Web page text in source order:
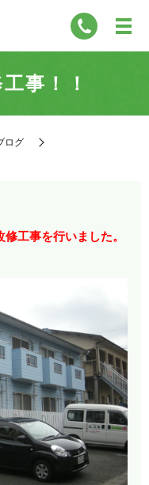
事！！
ログ
工事を行いました。